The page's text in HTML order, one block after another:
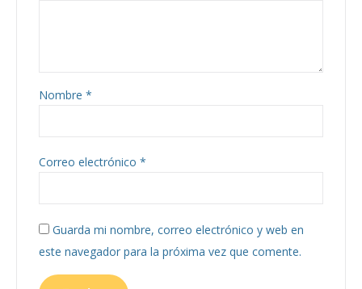
Nombre*
Correo electrónico*
Guarda mi nombre, correo electrónico y web en
este navegador para la próxima vez que comente.